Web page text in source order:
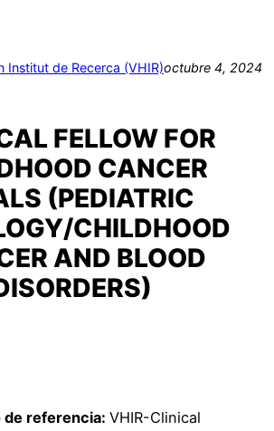
Institut de Recerca (VHIR)octubre 4, 2024
FELLOW FOR
CANCER
(PEDIATRIC
CHILDHOOD
AND BLOOD
de referencia: VHIR-Clinical